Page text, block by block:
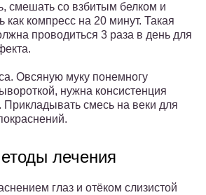
смешать со взбитым белком и
как компресс на 20 минут. Такая
проводиться 3 раза в день для
Овсяную муку понемногу
нужна консистенция
Прикладывать смесь на веки для
лечения
глаз и отёком слизистой